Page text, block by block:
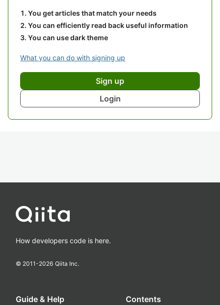
You get articles that match your needs
You can efficiently read back useful information
You can use dark theme
What you can do with signing up
Sign up
Login
How developers code is here.
© 2011-2026 Qiita Inc.
Guide & Help Contents